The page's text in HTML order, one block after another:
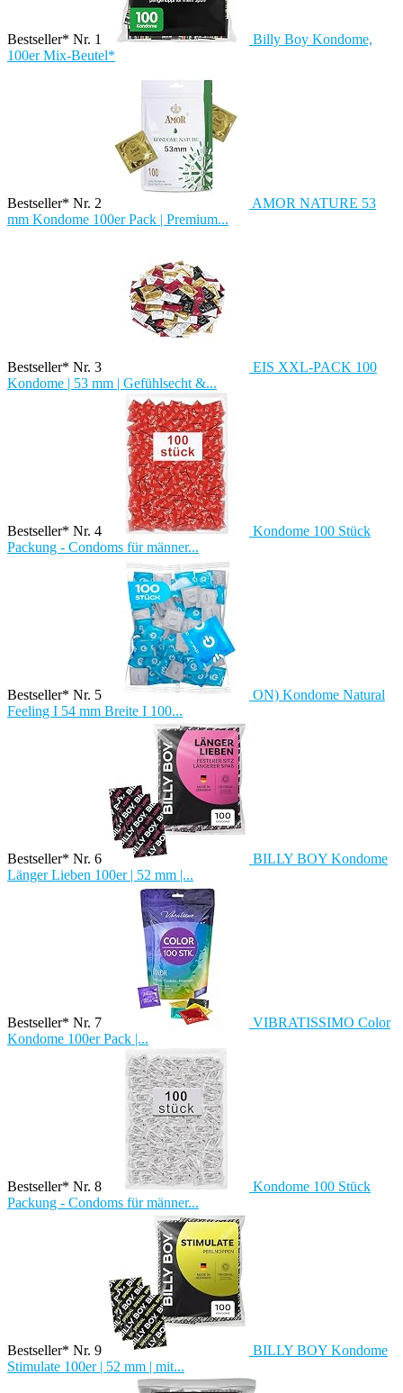
Bestseller* Nr. 1
Billy Boy Kondome,
100er Mix-Beutel*
Bestseller* Nr. 2
AMOR NATURE 53
mm Kondome 100er Pack | Premium...
Bestseller* Nr. 3
EIS XXL-PACK 100
Kondome | 53 mm | Gefühlsecht &...
Bestseller* Nr. 4
Kondome 100 Stück
Packung - Condoms für männer...
Bestseller* Nr. 5
ON) Kondome Natural
Feeling I 54 mm Breite I 100...
Bestseller* Nr. 6
BILLY BOY Kondome
Länger Lieben 100er | 52 mm |...
Bestseller* Nr. 7
VIBRATISSIMO Color
Kondome 100er Pack |...
Bestseller* Nr. 8
Kondome 100 Stück
Packung - Condoms für männer...
Bestseller* Nr. 9
BILLY BOY Kondome
Stimulate 100er | 52 mm | mit...